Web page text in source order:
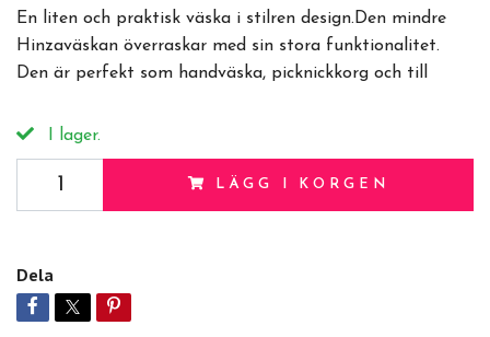
En liten och praktisk väska i stilren design.Den mindre
Hinzaväskan överraskar med sin stora funktionalitet.
Den är perfekt som handväska, picknickkorg och till
I lager.
LÄGG I KORGEN
Dela